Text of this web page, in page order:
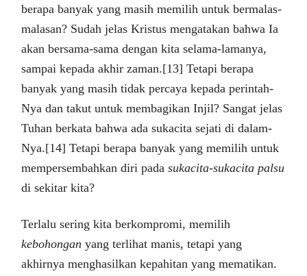
berapa banyak yang masih memilih untuk bermalas-
malasan? Sudah jelas Kristus mengatakan bahwa Ia
akan bersama-sama dengan kita selama-lamanya,
sampai kepada akhir zaman.[13] Tetapi berapa
banyak yang masih tidak percaya kepada perintah-
Nya dan takut untuk membagikan Injil? Sangat jelas
Tuhan berkata bahwa ada sukacita sejati di dalam-
Nya.[14] Tetapi berapa banyak yang memilih untuk
mempersembahkan diri padasukacita-sukacita palsu
di sekitar kita?
Terlalu sering kita berkompromi, memilih
kebohonganyang terlihat manis, tetapi yang
akhirnya menghasilkan kepahitan yang mematikan.